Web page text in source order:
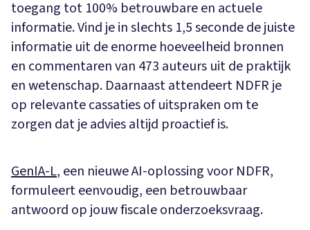
toegang tot 100% betrouwbare en actuele
informatie. Vind je in slechts 1,5 seconde de juiste
informatie uit de enorme hoeveelheid bronnen
en commentaren van 473 auteurs uit de praktijk
en wetenschap. Daarnaast attendeert NDFR je
op relevante cassaties of uitspraken om te
zorgen dat je advies altijd proactief is.
GenIA-L, een nieuwe AI-oplossing voor NDFR,
formuleert eenvoudig, een betrouwbaar
antwoord op jouw fiscale onderzoeksvraag.